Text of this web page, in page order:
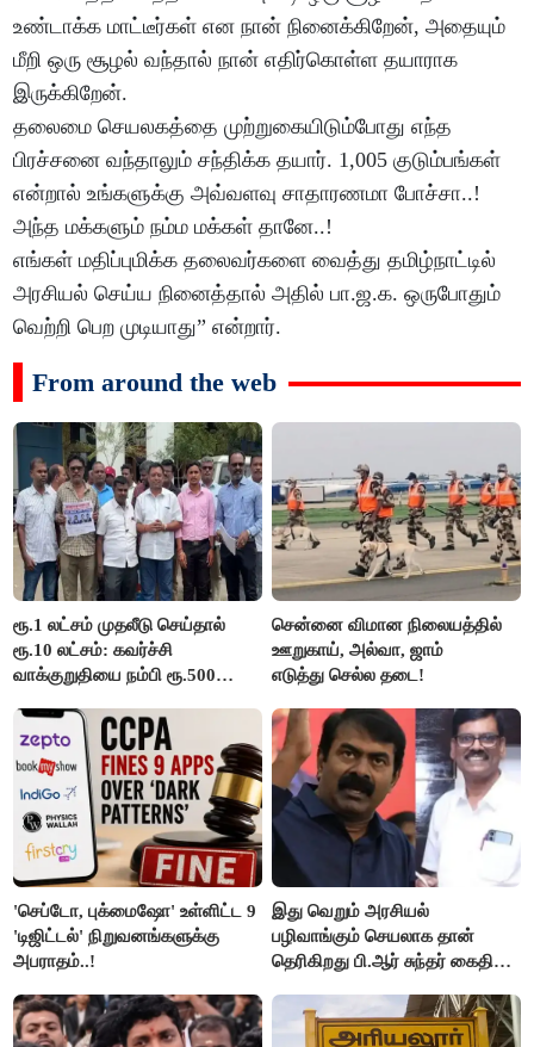
உண்டாக்க மாட்டீர்கள் என நான் நினைக்கிறேன், அதையும்
மீறி ஒரு சூழல் வந்தால் நான் எதிர்கொள்ள தயாராக
இருக்கிறேன்.
தலைமை செயலகத்தை முற்றுகையிடும்போது எந்த
பிரச்சனை வந்தாலும் சந்திக்க தயார். 1,005 குடும்பங்கள்
என்றால் உங்களுக்கு அவ்வளவு சாதாரணமா போச்சா..!
அந்த மக்களும் நம்ம மக்கள் தானே..!
எங்கள் மதிப்புமிக்க தலைவர்களை வைத்து தமிழ்நாட்டில்
அரசியல் செய்ய நினைத்தால் அதில் பா.ஜ.க. ஒருபோதும்
வெற்றி பெற முடியாது” என்றார்.
From around the web
ரூ.1 லட்சம் முதலீடு செய்தால்
ரூ.10 லட்சம்: கவர்ச்சி
வாக்குறுதியை நம்பி ரூ.500
மக்கள்!
சென்னை விமான நிலையத்தில்
ஊறுகாய், அல்வா, ஜாம்
எடுத்து செல்ல தடை!
'செப்டோ, புக்மைஷோ' உள்ளிட்ட 9
'டிஜிட்டல்' நிறுவனங்களுக்கு
அபராதம்..!
இது வெறும் அரசியல்
பழிவாங்கும் செயலாக தான்
தெரிகிறது பி.ஆர் சுந்தர் கைதிற்கு